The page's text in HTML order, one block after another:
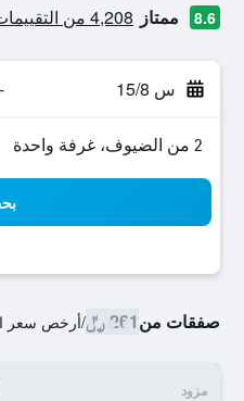
8.6 ممتاز 4,208 من التقييمات تم التحقق منها
س 15/8 -
2 من الضيوف، غرفة واحدة
صفقات من261 ﷼ /أرخص سعر
مزود